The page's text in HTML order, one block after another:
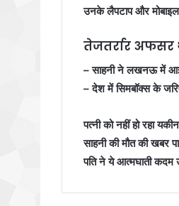
उनके लैपटाप और
तेजतर्रार अफसर
– साहनी ने लखनऊ में
– देश में सिमबॉक्स के
पत्नी को नहीं हो रहा यकीन
साहनी की मौत की खबर
पति ने ये आत्मघाती कदम